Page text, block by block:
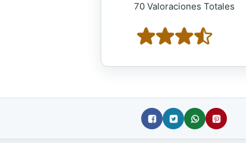
70 Valoraciones Totales